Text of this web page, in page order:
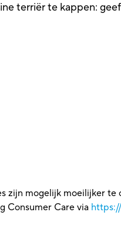
terriër te kappen:
zijn mogelijk moeilijker
Consumer Care via